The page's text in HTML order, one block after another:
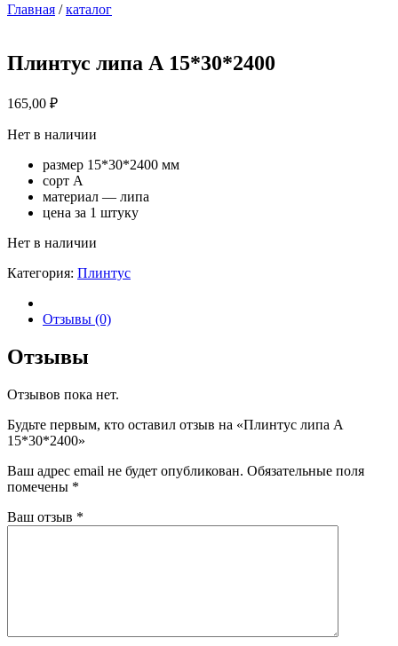
Главная /каталог
Плинтус липа А 15*30*2400
165,00 ₽
Нет в наличии
размер 15*30*2400 мм
сорт А
материал — липа
цена за 1 штуку
Нет в наличии
Категория: Плинтус
Отзывы (0)
Отзывы
Отзывов пока нет.
Будьте первым, кто оставил отзыв на «Плинтус липа А
15*30*2400»
Ваш адрес email не будет опубликован. Обязательные поля
помечены *
Ваш отзыв *